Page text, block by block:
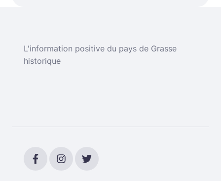
L'information positive du pays de Grasse
historique